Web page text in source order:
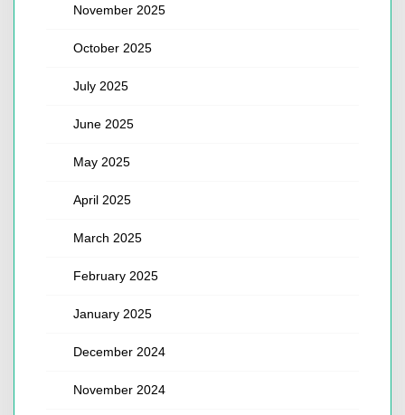
November 2025
October 2025
July 2025
June 2025
May 2025
April 2025
March 2025
February 2025
January 2025
December 2024
November 2024